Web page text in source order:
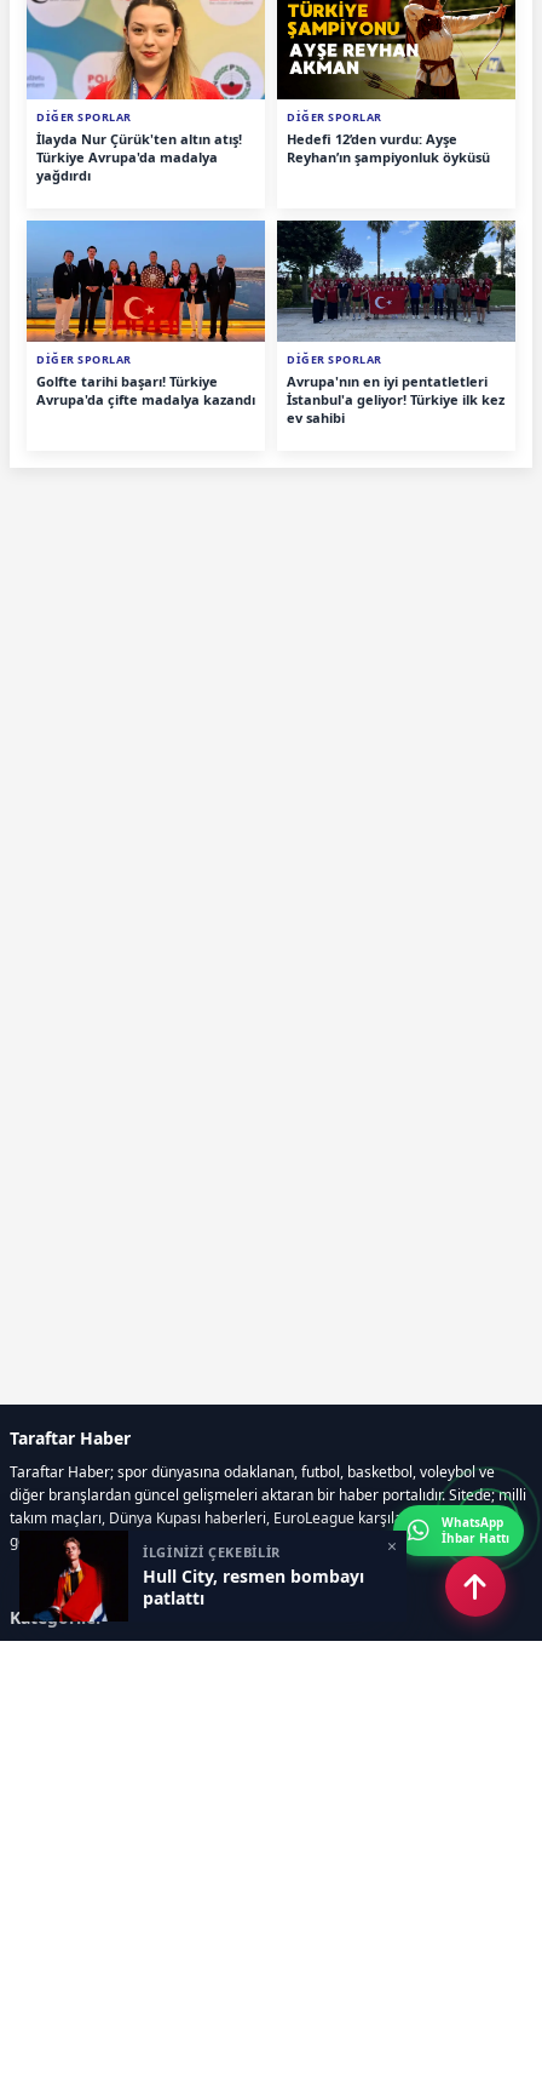
DİĞER SPORLAR
İlayda Nur Çürük'ten altın atış!
Türkiye Avrupa'da madalya
yağdırdı
DİĞER SPORLAR
Hedefi 12’den vurdu: Ayşe
Reyhan’ın şampiyonluk öyküsü
DİĞER SPORLAR
Golfte tarihi başarı! Türkiye
Avrupa'da çifte madalya kazandı
DİĞER SPORLAR
Avrupa'nın en iyi pentatletleri
İstanbul'a geliyor! Türkiye ilk kez
ev sahibi
İLGİNİZİ ÇEKEBİLİR
Hull City, resmen bombayı
patlattı
×
Taraftar Haber
Taraftar Haber; spor dünyasına odaklanan, futbol, basketbol, voleybol ve
diğer branşlardan güncel gelişmeleri aktaran bir haber portalıdır. Sitede; milli
takım maçları, Dünya Kupası haberleri, EuroLeague karşılaşmaları, transfer
gelişmeleri, sporcuların biyografileri, anketler yer almaktadır.
Kategoriler
WhatsApp
İhbar Hattı